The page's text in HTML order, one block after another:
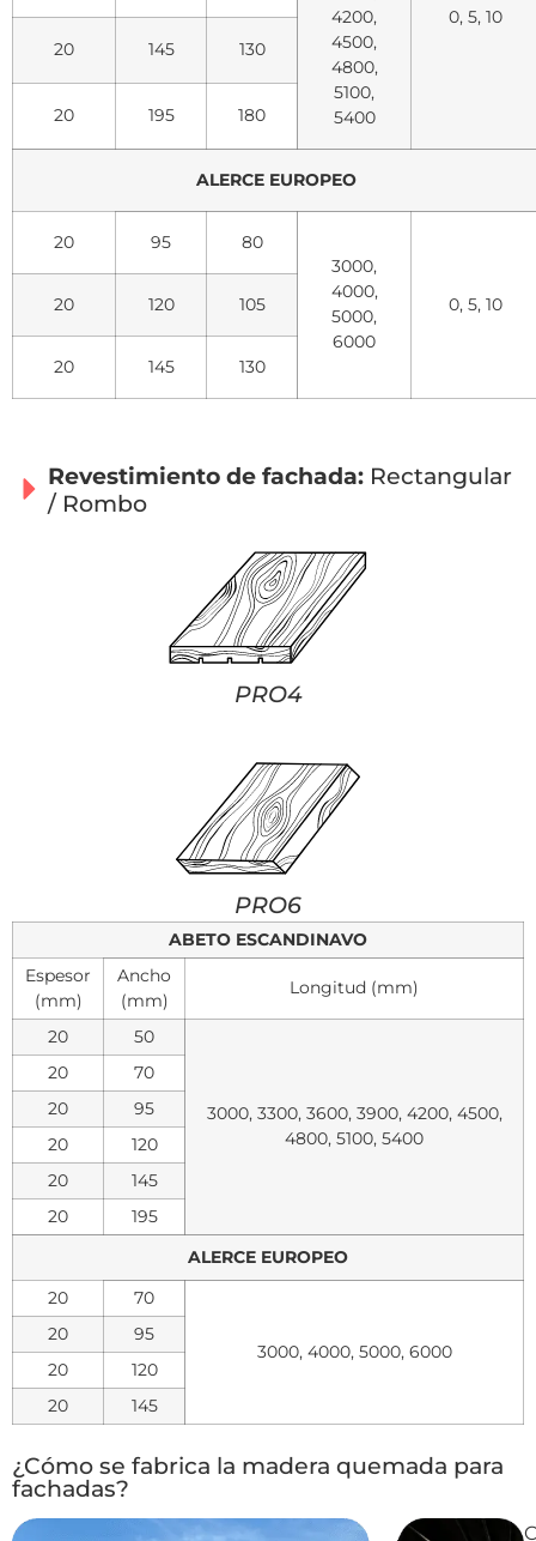
4200,
4500,
4800,
5100,
5400
0, 5, 10
20
145 130
20 195 180
ALERCE EUROPEO
20 95
80
3000,
4000,
5000,
6000
0, 5, 10
20 120 105
20 145 130
Revestimiento de fachada: Rectangular
/ Rombo
PRO4
PRO6
ABETO ESCANDINAVO
Espesor
(mm)
Ancho
(mm)
Longitud (mm)
20 50
3000, 3300, 3600, 3900, 4200, 4500,
4800, 5100, 5400
20
70
20
95
20
120
20
145
20
195
ALERCE EUROPEO
20
70
3000, 4000, 5000, 6000
20
95
20
120
20
145
¿Cómo se fabrica la madera quemada para
fachadas?